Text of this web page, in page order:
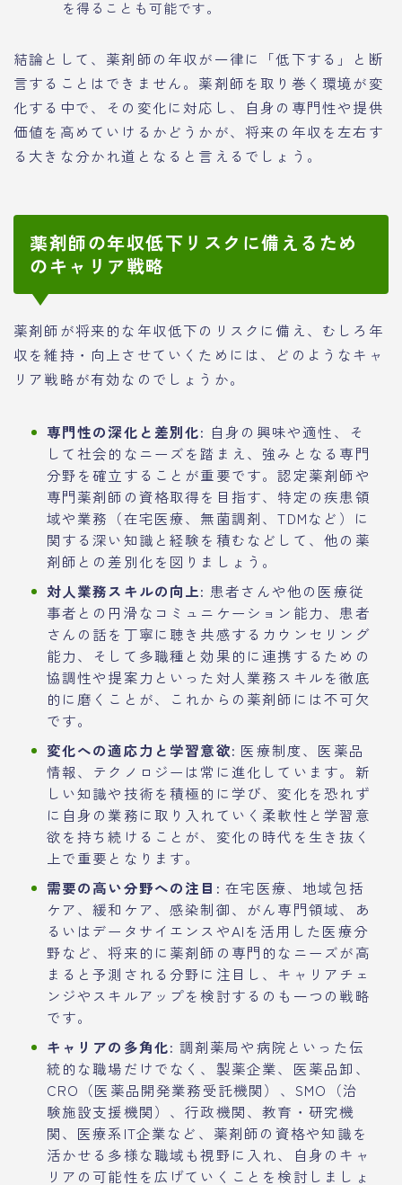
を得ることも可能です。
結論として、薬剤師の年収が一律に「低下する」と断
言することはできません。薬剤師を取り巻く環境が変
化する中で、その変化に対応し、自身の専門性や提供
価値を高めていけるかどうかが、将来の年収を左右す
る大きな分かれ道となると言えるでしょう。
薬剤師の年収低下リスクに備えるため
のキャリア戦略
薬剤師が将来的な年収低下のリスクに備え、むしろ年
収を維持・向上させていくためには、どのようなキャ
リア戦略が有効なのでしょうか。
専門性の深化と差別化: 自身の興味や適性、そ
して社会的なニーズを踏まえ、強みとなる専門
分野を確立することが重要です。認定薬剤師や
専門薬剤師の資格取得を目指す、特定の疾患領
域や業務（在宅医療、無菌調剤、TDMなど）に
関する深い知識と経験を積むなどして、他の薬
剤師との差別化を図りましょう。
対人業務スキルの向上: 患者さんや他の医療従
事者との円滑なコミュニケーション能力、患者
さんの話を丁寧に聴き共感するカウンセリング
能力、そして多職種と効果的に連携するための
協調性や提案力といった対人業務スキルを徹底
的に磨くことが、これからの薬剤師には不可欠
です。
変化への適応力と学習意欲: 医療制度、医薬品
情報、テクノロジーは常に進化しています。新
しい知識や技術を積極的に学び、変化を恐れず
に自身の業務に取り入れていく柔軟性と学習意
欲を持ち続けることが、変化の時代を生き抜く
上で重要となります。
需要の高い分野への注目: 在宅医療、地域包括
ケア、緩和ケア、感染制御、がん専門領域、あ
るいはデータサイエンスやAIを活用した医療分
野など、将来的に薬剤師の専門的なニーズが高
まると予測される分野に注目し、キャリアチェ
ンジやスキルアップを検討するのも一つの戦略
です。
キャリアの多角化: 調剤薬局や病院といった伝
統的な職場だけでなく、製薬企業、医薬品卸、
CRO（医薬品開発業務受託機関）、SMO（治
験施設支援機関）、行政機関、教育・研究機
関、医療系IT企業など、薬剤師の資格や知識を
活かせる多様な職域も視野に入れ、自身のキャ
リアの可能性を広げていくことを検討しましょ